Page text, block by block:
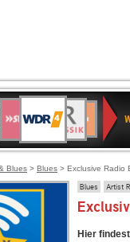
Deutschlandfunk
4
KLASSIK
Kultur
Kultur
2
Blues > Blues > Exclusive Radio
Blues Artist
Hier